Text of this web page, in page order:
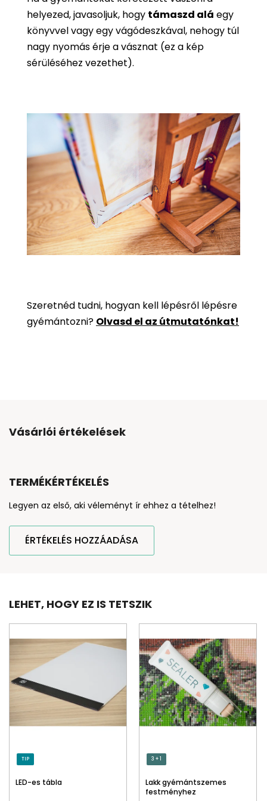
helyezed, javasoljuk, hogy támaszd alá egy
könyvvel vagy egy vágódeszkával, nehogy túl
nagy nyomás érje a vásznat (ez a kép
sérüléséhez vezethet).
Szeretnéd tudni, hogyan kell lépésről lépésre
gyémántozni? Olvasd el az útmutatónkat!
Vásárlói értékelések
TERMÉKÉRTÉKELÉS
Legyen az első, aki véleményt ír ehhez a tételhez!
ÉRTÉKELÉS HOZZÁADÁSA
LEHET, HOGY EZ IS TETSZIK
TIP
LED-es tábla
3 + 1
Lakk gyémántszemes
festményhez